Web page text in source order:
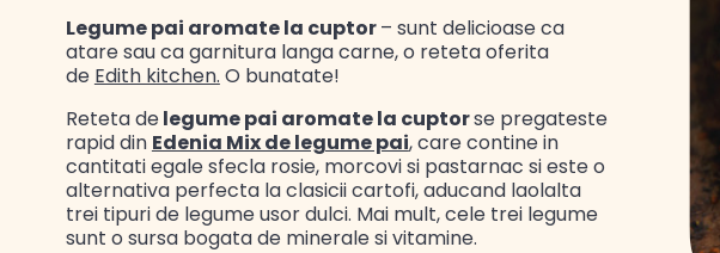
Legume pai aromate la cuptor– sunt delicioase ca
atare sau ca garnitura langa carne, o reteta oferita
de Edith kitchen. O bunatate!
Reteta delegume pai aromate la cuptorse pregateste
rapid din Edenia Mix de legume pai, care contine in
cantitati egale sfecla rosie, morcovi si pastarnac si este o
alternativa perfecta la clasicii cartofi, aducand laolalta
trei tipuri de legume usor dulci. Mai mult, cele trei legume
sunt o sursa bogata de minerale si vitamine.